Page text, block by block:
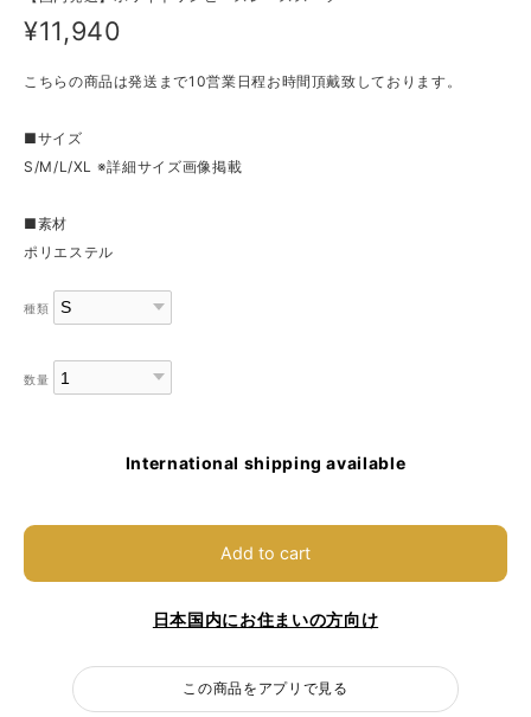
¥11,940
こちらの商品は発送まで10営業日程お時間頂戴致しております。
■サイズ
S/M/L/XL ※詳細サイズ画像掲載
■素材
ポリエステル
種類
数量
International shipping available
Add to cart
日本国内にお住まいの方向け
この商品をアプリで見る